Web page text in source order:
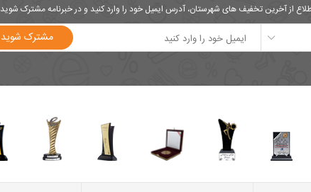
از آخرین تخفیف های شهرستان، آدرس ایمیل خود را وارد کنید و در خبرنامه مشترک شوید
مشترک شوید